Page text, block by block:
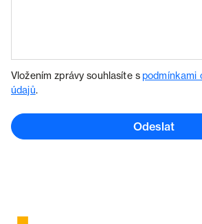
Vložením zprávy souhlasíte spodmínkami
údajů.
Odeslat